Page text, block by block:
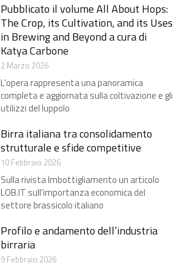
Pubblicato il volume All About Hops:
The Crop, its Cultivation, and its Uses
in Brewing and Beyond a cura di
Katya Carbone
2 Marzo 2026
L'opera rappresenta una panoramica
completa e aggiornata sulla coltivazione e gli
utilizzi del luppolo
Birra italiana tra consolidamento
strutturale e sfide competitive
10 Febbraio 2026
Sulla rivista Imbottigliamento un articolo
LOB.IT sull'importanza economica del
settore brassicolo italiano
Profilo e andamento dell’industria
birraria​
9 Febbraio 2026